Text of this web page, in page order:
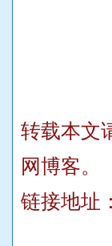
转载本文
网博客。
链接地址：